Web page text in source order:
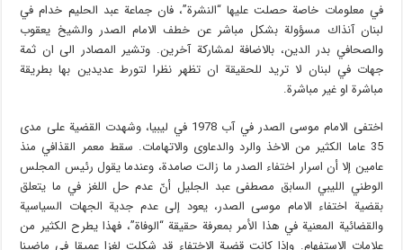
في معلومات خاصة حصلت عليها “النشرة”، فان جماعة عبد الحليم خدام في
لبنان آنذاك مسؤولة بشكل مباشر عن خطف الامام الصدر والشيخ يعقوب
والصحافي بدر الدين، بالاضافة لمشاركة آخرين. وتشير المصادر الى ان ثمة
جهات في لبنان لا تريد للحقيقة ان تظهر نظرا لتورط عديدين بها بطريقة
مباشرة او غير مباشرة.
اختفى الامام موسى الصدر في آب 1978 في ليبيا، وشهدت القضية على مدى
35 عاما الكثير من الاخذ والرد والدعاوى والاتهامات. سقط معمر القذافي منذ
عامين إلا أن اسرار اختفاء الصدر ما زالت صامدة، وعندما يقول رئيس المجلس
الوطني الليبي السابق مصطفى عبد الجليل أنّ عدم حل اللغز في ما يتعلق
بقضية اختفاء الامام موسى الصدر، يعود إلى عدم جدية الجهات السياسية
والقضائية المعنية في هذا الأمر بمعرفة حقيقة “الوفاة”، فهذا يطرح الكثير من
علامات الاستفهام. وإذا كانت قضية الاختفاء قد شكلت لغزا عميقا في ماضينا